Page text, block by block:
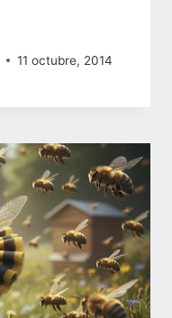
11 octubre, 2014